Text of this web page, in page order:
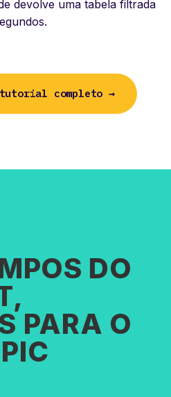
devolve uma tabela filtrada
completo →
DO
PARA O